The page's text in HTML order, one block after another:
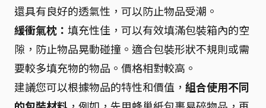
還具有良好的透氣性，可以防止物品受潮。
緩衝氣枕： 填充性佳，可以有效填滿包裝箱內的空
隙，防止物品晃動碰撞。適合包裝形狀不規則或需
要較多填充物的物品。價格相對較高。
建議您可以根據物品的特性和價值， 組合使用不同